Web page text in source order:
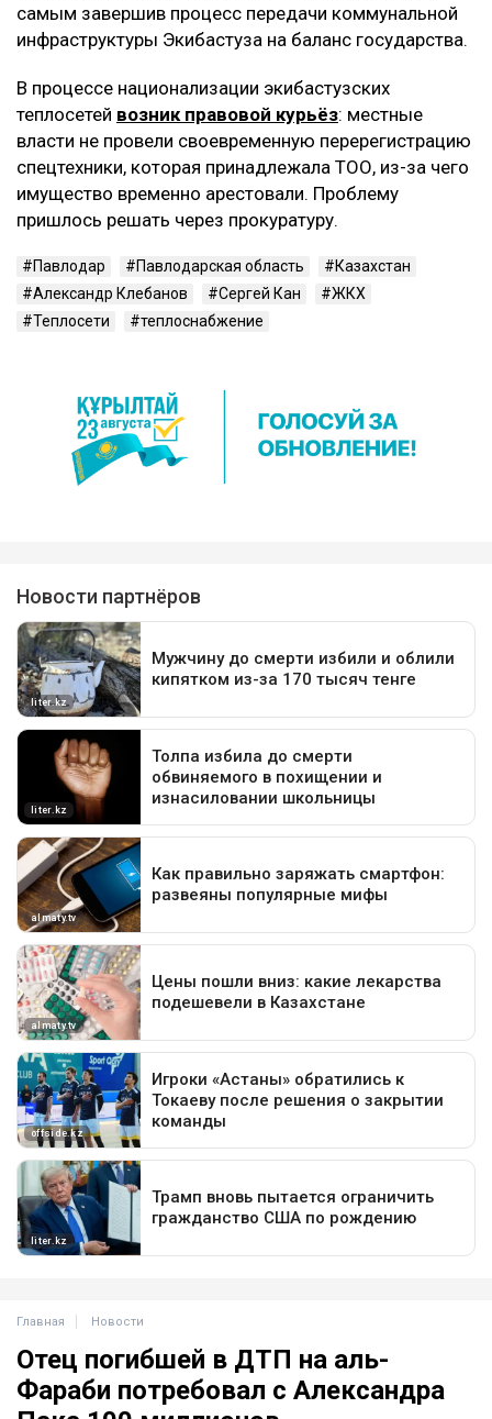
самым завершив процесс передачи коммунальной
инфраструктуры Экибастуза на баланс государства.
В процессе национализации экибастузских
теплосетей возник правовой курьёз: местные
власти не провели своевременную перерегистрацию
спецтехники, которая принадлежала ТОО, из-за чего
имущество временно арестовали. Проблему
пришлось решать через прокуратуру.
Павлодар Павлодарская область
Казахстан
Александр Клебанов
Сергей Кан
ЖКХ
Теплосети
теплоснабжение
Главная Новости
Отец погибшей в ДТП на аль-
Фараби потребовал с Александра